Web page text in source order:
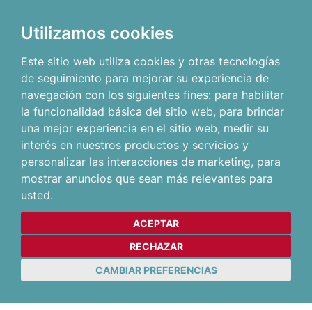
Utilizamos cookies
Este sitio web utiliza cookies y otras tecnologías
de seguimiento para mejorar su experiencia de
navegación con los siguientes fines: para habilitar
la funcionalidad básica del sitio web, para brindar
una mejor experiencia en el sitio web, medir su
interés en nuestros productos y servicios y
personalizar las interacciones de marketing, para
mostrar anuncios que sean más relevantes para
usted.
ACEPTAR
RECHAZAR
CAMBIAR PREFERENCIAS